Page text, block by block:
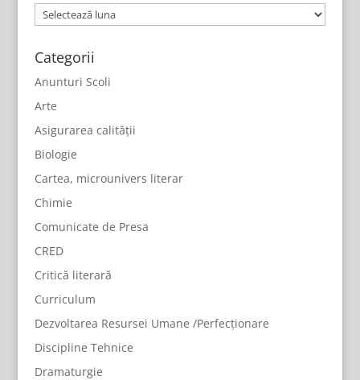
Arhive
Categorii
Anunturi Scoli
Arte
Asigurarea calității
Biologie
Cartea, microunivers literar
Chimie
Comunicate de Presa
CRED
Critică literară
Curriculum
Dezvoltarea Resursei Umane /Perfecționare
Discipline Tehnice
Dramaturgie